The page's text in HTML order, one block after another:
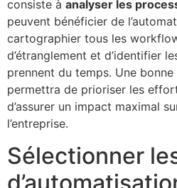
consiste à analyser les
peuvent bénéficier de
cartographier tous les
d’étranglement et d’identifier
prennent du temps. Une bonne
permettra de prioriser les
d’assurer un impact maximal
l’entreprise.
Sélectionner